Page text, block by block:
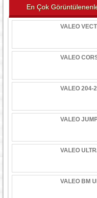
En Çok
VALEO
VALEO
VALEO 204-
VALEO
VALEO
VALEO BM